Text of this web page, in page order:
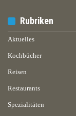
Rubriken
Aktuelles
Kochbücher
Reisen
Restaurants
Spezialitäten